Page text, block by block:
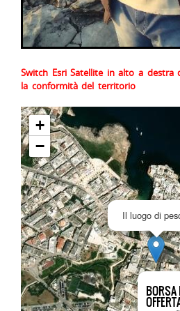
Switch Esri Satellite in alto a destra
la conformità del territorio
BORSA
Il luogo di
+
−